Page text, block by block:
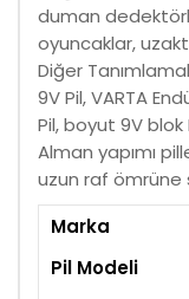
duman
oyuncaklar,
Diğer
9V Pil, VARTA
Pil, boyut 9V blok
Alman yapımı
uzun raf ömrüne
Marka
Pil Modeli